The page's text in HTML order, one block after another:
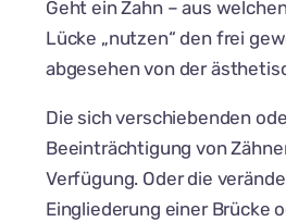
Geht ein Zahn – aus
Lücke „nutzen“ den frei
abgesehen von der
Die sich verschiebenden
Beeinträchtigung von
Verfügung. Oder die
Eingliederung einer Brücke